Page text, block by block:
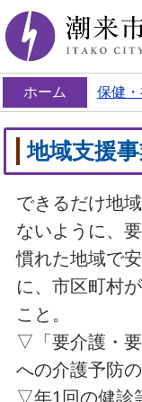
ホーム 保健
地域支援
できるだけ地
ないように、
慣れた地域で
に、市区町村
こと。
▽「要介護・要
への介護予防
▽年1回の健診